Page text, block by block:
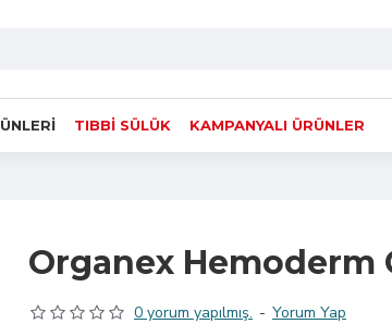
TIBBI SÜLÜK KAMPANYALI ÜRÜNLER
Organex Hemoderm
0 yorum yapılmış. - Yorum Yap